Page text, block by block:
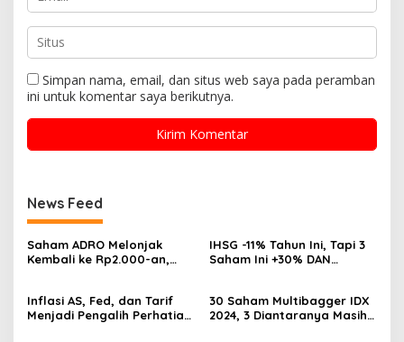
Simpan nama, email, dan situs web saya pada peramban
ini untuk komentar saya berikutnya.
News Feed
Saham ADRO Melonjak
Kembali ke Rp2.000-an,
IHSG -11% Tahun Ini, Tapi 3
Saham Ini +30% DAN
Inflasi AS, Fed, dan Tarif
Menjadi Pengalih Perhatian
30 Saham Multibagger IDX
2024, 3 Diantaranya Masih